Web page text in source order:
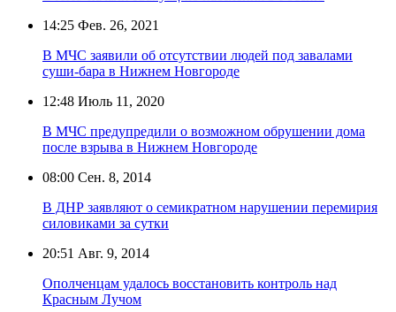
14:25 Фев. 26, 2021
В МЧС заявили об отсутствии людей под завалами
суши-бара в Нижнем Новгороде
12:48 Июль 11, 2020
В МЧС предупредили о возможном обрушении дома
после взрыва в Нижнем Новгороде
08:00 Сен. 8, 2014
В ДНР заявляют о семикратном нарушении перемирия
силовиками за сутки
20:51 Авг. 9, 2014
Ополченцам удалось восстановить контроль над
Красным Лучом